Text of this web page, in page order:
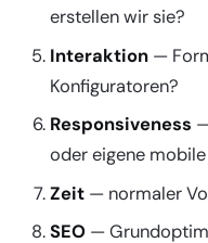
erstellen wir sie?
Interaktion—
Konfiguratoren?
Responsiveness
oder eigene
Zeit— normaler
SEO—